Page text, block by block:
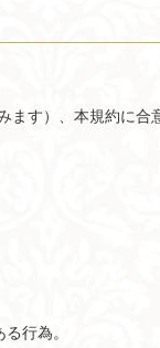
ます）、本規約に合
行為。